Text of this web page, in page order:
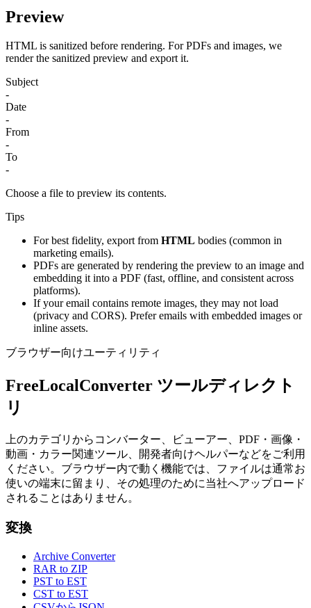
Preview
HTML is sanitized before rendering. For PDFs and images, we
render the sanitized preview and export it.
Subject
-
Date
-
From
-
To
-
Choose a file to preview its contents.
Tips
For best fidelity, export from HTML bodies (common in
marketing emails).
PDFs are generated by rendering the preview to an image and
embedding it into a PDF (fast, offline, and consistent across
platforms).
If your email contains remote images, they may not load
(privacy and CORS). Prefer emails with embedded images or
inline assets.
ブラウザー向けユーティリティ
FreeLocalConverter ツールディレクト
リ
上のカテゴリからコンバーター、ビューアー、PDF・画像・
動画・カラー関連ツール、開発者向けヘルパーなどをご利用
ください。ブラウザー内で動く機能では、ファイルは通常お
使いの端末に留まり、その処理のために当社へアップロード
されることはありません。
変換
Archive Converter
RAR to ZIP
PST to EST
CST to EST